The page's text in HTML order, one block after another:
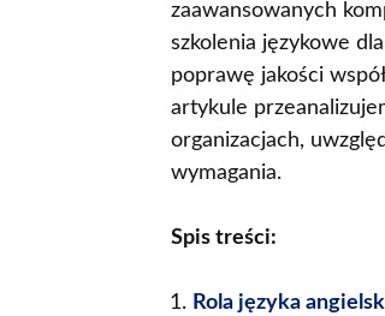
zaawansowanych
szkolenia językowe
poprawę jakości
artykule
organizacjach,
wymagania.
Spis treści:
Rola języka